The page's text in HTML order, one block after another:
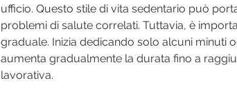
ufficio. Questo stile di vita sedentario può
problemi di salute correlati. Tuttavia, è
graduale. Inizia dedicando solo alcuni minuti
aumenta gradualmente la durata fino a
lavorativa.